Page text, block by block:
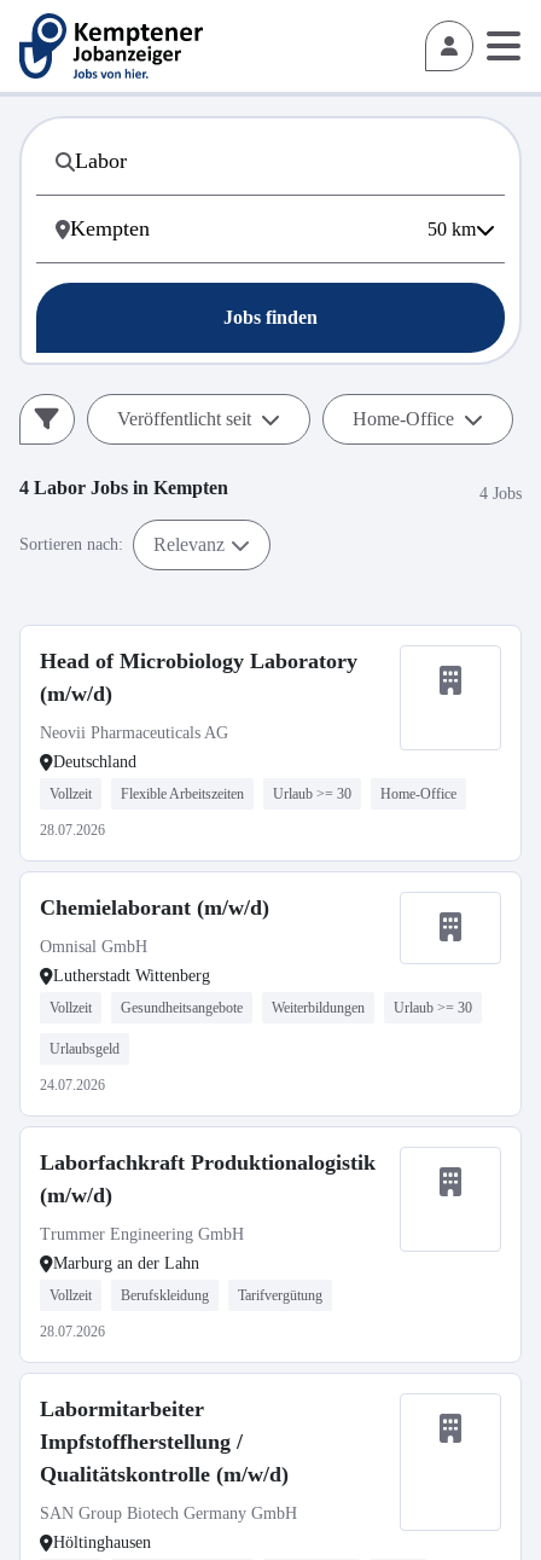
50 km
Jobs finden
Veröffentlicht seit Home-Office
4 Labor Jobs in Kempten 4 Jobs
Sortieren nach: Relevanz
Head of Microbiology Laboratory
(m/w/d)
Neovii Pharmaceuticals AG
Deutschland
Vollzeit Flexible Arbeitszeiten Urlaub >= 30 Home-Office
28.07.2026
Chemielaborant (m/w/d)
Omnisal GmbH
Lutherstadt Wittenberg
Vollzeit Gesundheitsangebote Weiterbildungen Urlaub >= 30
Urlaubsgeld
24.07.2026
Laborfachkraft Produktionalogistik
(m/w/d)
Trummer Engineering GmbH
Marburg an der Lahn
Vollzeit Berufskleidung Tarifvergütung
28.07.2026
Labormitarbeiter
Impfstoffherstellung /
Qualitätskontrolle (m/w/d)
SAN Group Biotech Germany GmbH
Höltinghausen